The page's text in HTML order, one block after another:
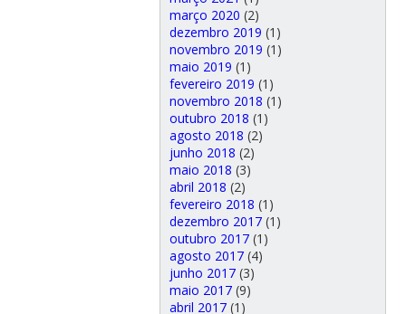
março 2020 (2)
dezembro 2019 (1)
novembro 2019 (1)
maio 2019 (1)
fevereiro 2019 (1)
novembro 2018 (1)
outubro 2018 (1)
agosto 2018 (2)
junho 2018 (2)
maio 2018 (3)
abril 2018 (2)
fevereiro 2018 (1)
dezembro 2017(1)
outubro 2017(1)
agosto 2017(4)
junho 2017(3)
maio 2017(9)
abril 2017(1)